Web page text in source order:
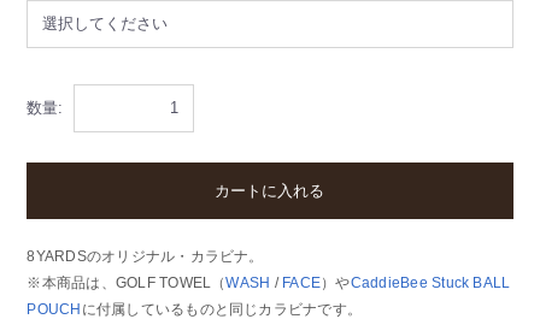
数量:
カートに入れる
8YARDSのオリジナル・カラビナ。
※本商品は、GOLF TOWEL（WASH / FACE）やCaddieBee Stuck BALL
POUCH に付属しているものと同じカラビナです。